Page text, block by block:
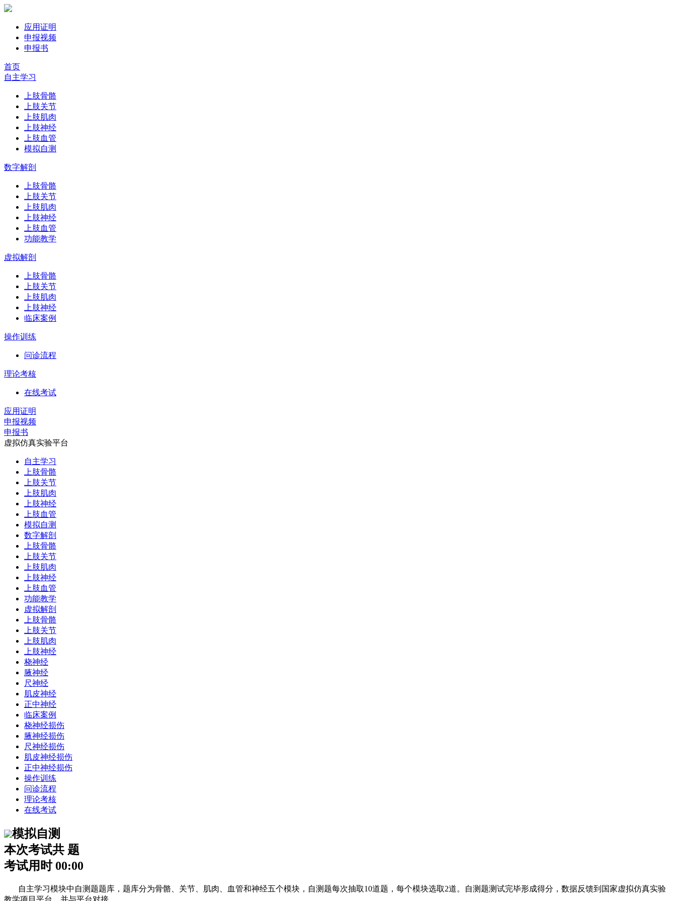
应用证明
申报视频
申报书
首页
自主学习
上肢骨骼
上肢关节
上肢肌肉
上肢神经
上肢血管
模拟自测
数字解剖
上肢骨骼
上肢关节
上肢肌肉
上肢神经
上肢血管
功能教学
虚拟解剖
上肢骨骼
上肢关节
上肢肌肉
上肢神经
临床案例
操作训练
问诊流程
理论考核
在线考试
应用证明
申报视频
申报书
虚拟仿真实验平台
自主学习
上肢骨骼
上肢关节
上肢肌肉
上肢神经
上肢血管
模拟自测
数字解剖
上肢骨骼
上肢关节
上肢肌肉
上肢神经
上肢血管
功能教学
虚拟解剖
上肢骨骼
上肢关节
上肢肌肉
上肢神经
桡神经
腋神经
尺神经
肌皮神经
正中神经
临床案例
桡神经损伤
腋神经损伤
尺神经损伤
肌皮神经损伤
正中神经损伤
操作训练
问诊流程
理论考核
在线考试
模拟自测
本次考试共 题
考试用时 00:00
自主学习模块中自测题题库，题库分为骨骼、关节、肌肉、血管和神经五个模块，自测题每次抽取10道题，每个模块选取2道。自测题测试完毕形成得分，数据反馈到国家虚拟仿真实验
教学项目平台，并与平台对接。